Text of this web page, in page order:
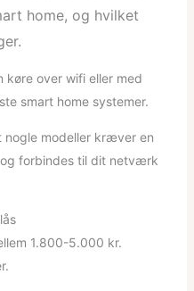
home, og hvilket
over wifi eller med
smart home systemer.
modeller kræver en
forbindes til dit netværk
1.800-5.000 kr.